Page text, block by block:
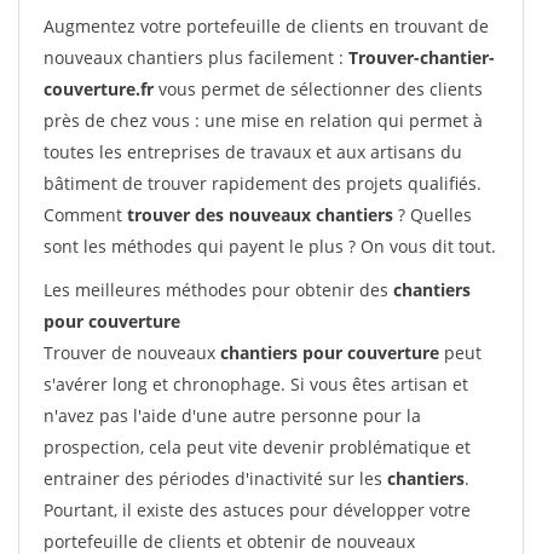
Augmentez votre portefeuille de clients en trouvant de
nouveaux chantiers plus facilement : Trouver-chantier-
couverture.fr vous permet de sélectionner des clients
près de chez vous : une mise en relation qui permet à
toutes les entreprises de travaux et aux artisans du
bâtiment de trouver rapidement des projets qualifiés.
Comment trouver des nouveaux chantiers ? Quelles
sont les méthodes qui payent le plus ? On vous dit tout.
Les meilleures méthodes pour obtenir des chantiers
pour couverture
Trouver de nouveaux chantiers pour couverture peut
s'avérer long et chronophage. Si vous êtes artisan et
n'avez pas l'aide d'une autre personne pour la
prospection, cela peut vite devenir problématique et
entrainer des périodes d'inactivité sur les chantiers.
Pourtant, il existe des astuces pour développer votre
portefeuille de clients et obtenir de nouveaux